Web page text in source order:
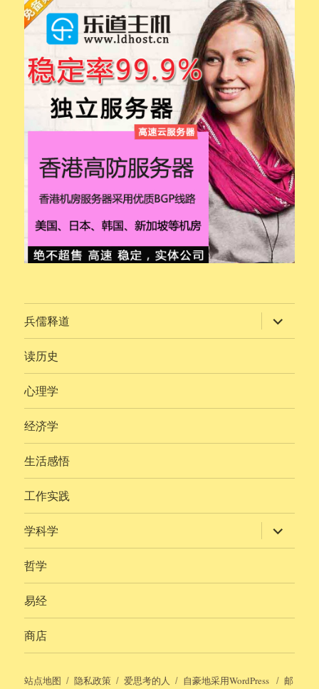
兵儒释道 展
开
子
读历史
心理学
经济学
生活感悟
工作实践
学科学 展
开
子
哲学
易经
商店
站点地图 隐私政策 爱思考的人 自豪地采用WordPress
邮